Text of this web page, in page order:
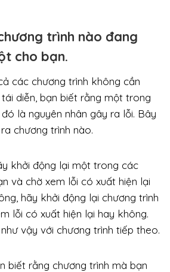
trình nào đang
cho bạn.
các chương trình không cần
diễn, bạn biết rằng một trong
là nguyên nhân gây ra lỗi. Bây
chương trình nào.
khởi động lại một trong các
và chờ xem lỗi có xuất hiện lại
hãy khởi động lại chương trình
lỗi có xuất hiện lại hay không.
vậy với chương trình tiếp theo.
biết rằng chương trình mà bạn